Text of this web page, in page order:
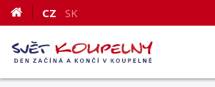
CZ SK